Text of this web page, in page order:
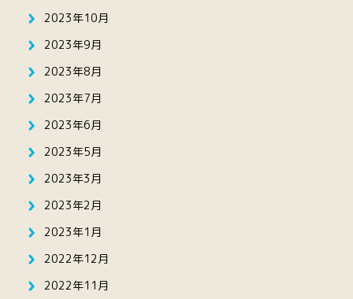
2023年10月
2023年9月
2023年8月
2023年7月
2023年6月
2023年5月
2023年3月
2023年2月
2023年1月
2022年12月
2022年11月